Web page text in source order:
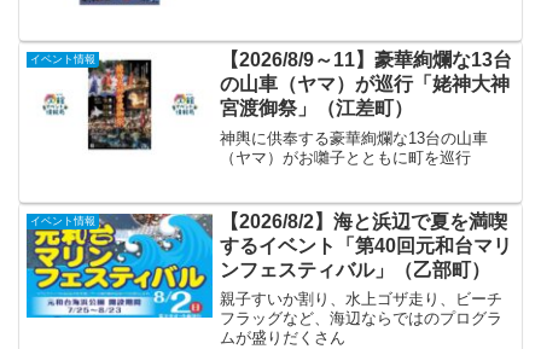
イベント情報
【2026/8/9～11】豪華絢爛な13台
の山車（ヤマ）が巡行「姥神大神
宮渡御祭」（江差町）
神輿に供奉する豪華絢爛な13台の山車
（ヤマ）がお囃子とともに町を巡行
イベント情報
【2026/8/2】海と浜辺で夏を満喫
するイベント「第40回元和台マリ
ンフェスティバル」（乙部町）
親子すいか割り、水上ゴザ走り、ビーチ
フラッグなど、海辺ならではのプログラ
ムが盛りだくさん